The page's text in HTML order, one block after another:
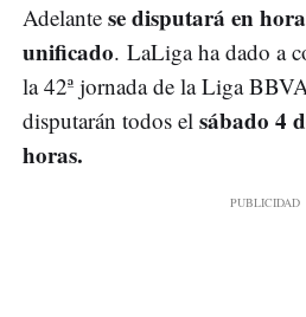
Adelante se disputará en
unificado. LaLiga ha dado a
la 42ª jornada de la Liga
disputarán todos el sábado 4
horas.